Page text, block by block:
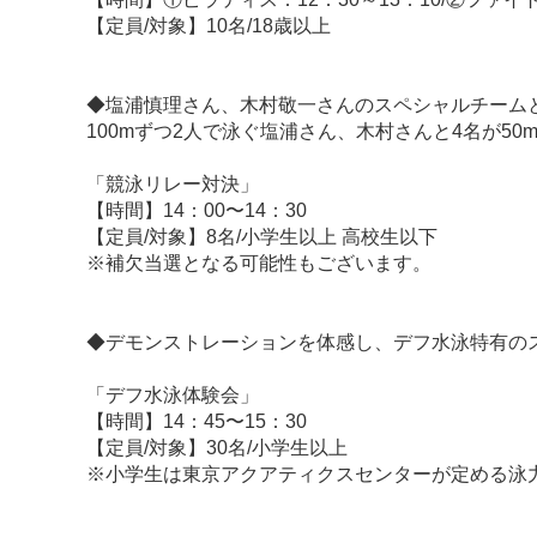
【定員/対象】10名/18歳以上
◆塩浦慎理さん、木村敬一さんのスペシャルチーム
100mずつ2人で泳ぐ塩浦さん、木村さんと4名が
「競泳リレー対決」
【時間】14：00〜14：30
【定員/対象】8名/小学生以上 高校生以下
※補欠当選となる可能性もございます。
◆デモンストレーションを体感し、デフ水泳特有の
「デフ水泳体験会」
【時間】14：45〜15：30
【定員/対象】30名/小学生以上
※小学生は東京アクアティクスセンターが定める泳